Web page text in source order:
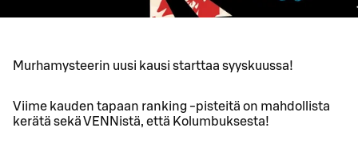
Murhamysteerin uusi kausi starttaa syyskuussa!
Viime kauden tapaan ranking -pisteitä on mahdollista
kerätä sekä VENNistä, että Kolumbuksesta!